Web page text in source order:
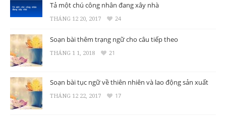
Tả một chú công nhân đang xây nhà
THÁNG 12 20, 2017 24
Soạn bài thêm trạng ngữ cho câu tiếp theo
THÁNG 1 1, 2018 21
Soạn bài tục ngữ về thiên nhiên và lao động sản xuất
THÁNG 12 22, 2017 17